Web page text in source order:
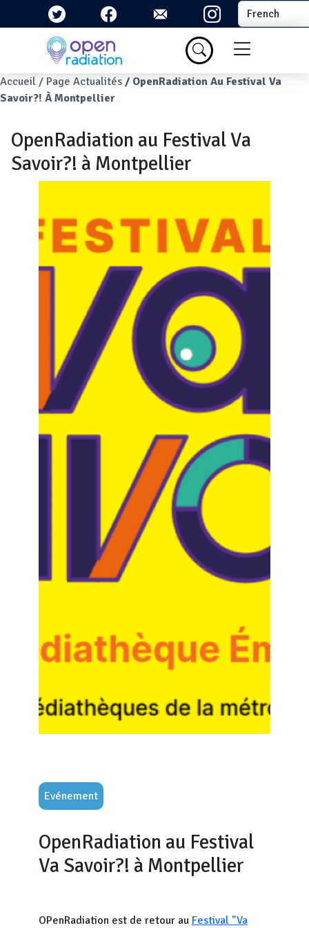
Aller au contenu principal Select your
Menu du
Fil d'Ariane
Accueil Page Actualités
OpenRadiation Au Festival Va
Savoir?! À Montpellier
OpenRadiation au Festival Va
Savoir?! à Montpellier
Evénement
OpenRadiation au Festival
Va Savoir?! à Montpellier
OPenRadiation est de retour au Festival "Va